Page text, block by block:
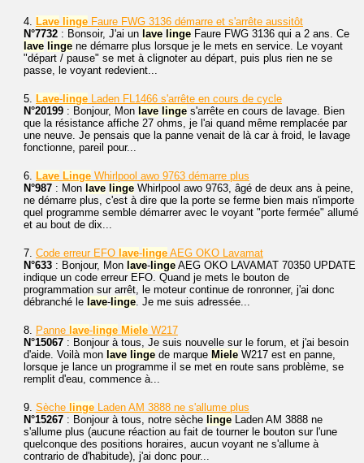
4. Lave linge Faure FWG 3136 démarre et s'arrête aussitôt
N°7732 : Bonsoir, J'ai un lave linge Faure FWG 3136 qui a 2 ans. Ce
lave linge ne démarre plus lorsque je le mets en service. Le voyant
"départ / pause" se met à clignoter au départ, puis plus rien ne se
passe, le voyant redevient...
5. Lave-linge Laden FL1466 s'arrête en cours de cycle
N°20199 : Bonjour, Mon lave linge s'arrête en cours de lavage. Bien
que la résistance affiche 27 ohms, je l'ai quand même remplacée par
une neuve. Je pensais que la panne venait de là car à froid, le lavage
fonctionne, pareil pour...
6. Lave Linge Whirlpool awo 9763 démarre plus
N°987 : Mon lave linge Whirlpool awo 9763, âgé de deux ans à peine,
ne démarre plus, c'est à dire que la porte se ferme bien mais n'importe
quel programme semble démarrer avec le voyant "porte fermée" allumé
et au bout de dix...
7. Code erreur EFO lave-linge AEG OKO Lavamat
N°633 : Bonjour, Mon lave-linge AEG OKO LAVAMAT 70350 UPDATE
indique un code erreur EFO. Quand je mets le bouton de
programmation sur arrêt, le moteur continue de ronronner, j'ai donc
débranché le lave-linge . Je me suis adressée...
8. Panne lave-linge Miele W217
N°15067 : Bonjour à tous, Je suis nouvelle sur le forum, et j'ai besoin
d'aide. Voilà mon lave linge de marque Miele W217 est en panne,
lorsque je lance un programme il se met en route sans problème, se
remplit d'eau, commence à...
9. Sèche linge Laden AM 3888 ne s'allume plus
N°15267 : Bonjour à tous, notre sèche linge Laden AM 3888 ne
s'allume plus (aucune réaction au fait de tourner le bouton sur l'une
quelconque des positions horaires, aucun voyant ne s'allume à
contrario de d'habitude), j'ai donc pour...